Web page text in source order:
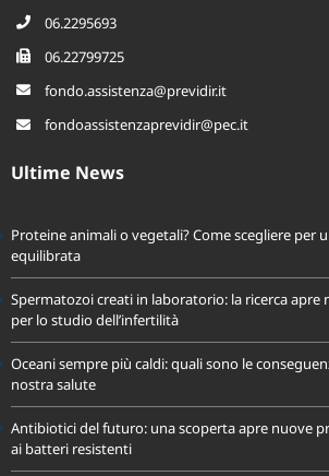
06.2295693
06.22799725
fondo.assistenza@previdir.it
fondoassistenzaprevidir@pec.it
Ultime News
Proteine animali o vegetali? Come scegliere per
equilibrata
Spermatozoi creati in laboratorio: la ricerca
per lo studio dell’infertilità
Oceani sempre più caldi: quali sono le
nostra salute
Antibiotici del futuro: una scoperta apre nuove
ai batteri resistenti